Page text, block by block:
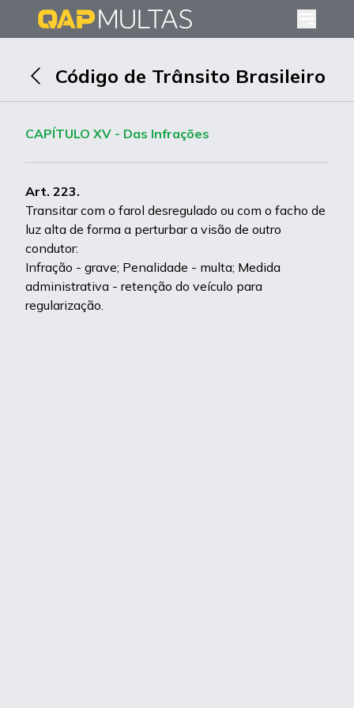
Código de Trânsito Brasileiro
CAPÍTULO XV - Das Infrações
Art. 223.
Transitar com o farol desregulado ou com o facho de
luz alta de forma a perturbar a visão de outro
condutor:
Infração - grave; Penalidade - multa; Medida
administrativa - retenção do veículo para
regularização.